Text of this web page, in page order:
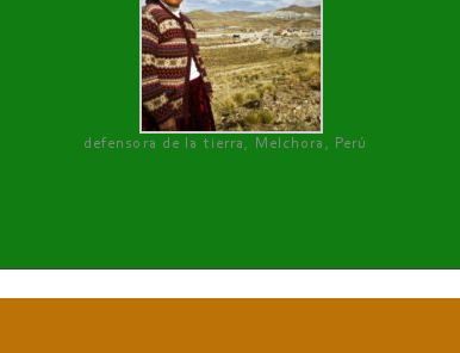
defensora de la tierra, Melchora, Perú